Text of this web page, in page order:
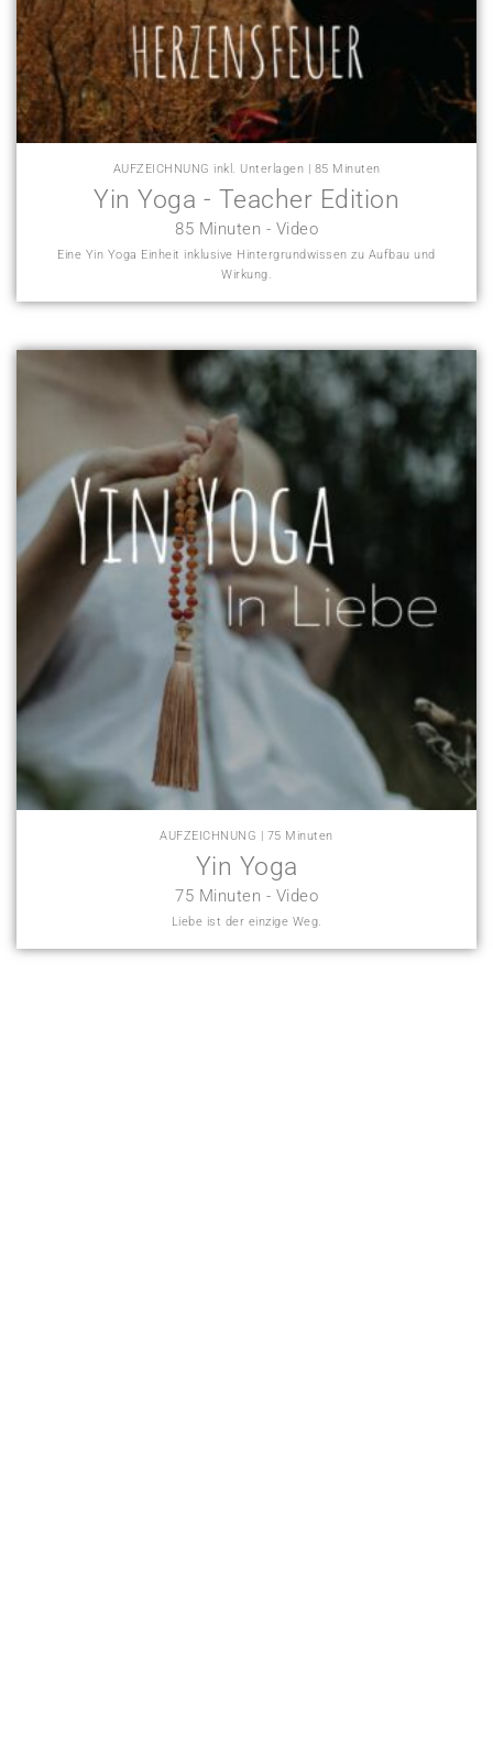
AUFZEICHNUNG inkl. Unterlagen | 85 Minuten
Yin Yoga - Teacher Edition
85 Minuten - Video
Eine Yin Yoga Einheit inklusive Hintergrundwissen zu Aufbau und
Wirkung.
AUFZEICHNUNG | 75 Minuten
Yin Yoga
75 Minuten - Video
Liebe ist der einzige Weg.